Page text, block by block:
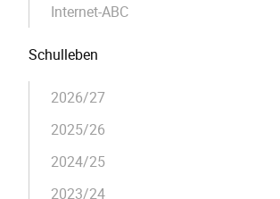
Internet-ABC
Schulleben
2026/27
2025/26
2024/25
2023/24